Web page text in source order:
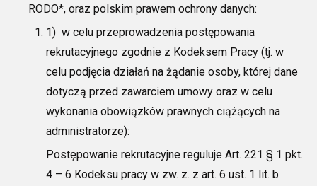
RODO*, oraz polskim prawem ochrony danych:
1) w celu przeprowadzenia postępowania
rekrutacyjnego zgodnie z Kodeksem Pracy (tj. w
celu podjęcia działań na żądanie osoby, której dane
dotyczą przed zawarciem umowy oraz w celu
wykonania obowiązków prawnych ciążących na
administratorze):
Postępowanie rekrutacyjne reguluje Art. 221 § 1 pkt.
4 – 6 Kodeksu pracy w zw. z. z art. 6 ust. 1 lit. b